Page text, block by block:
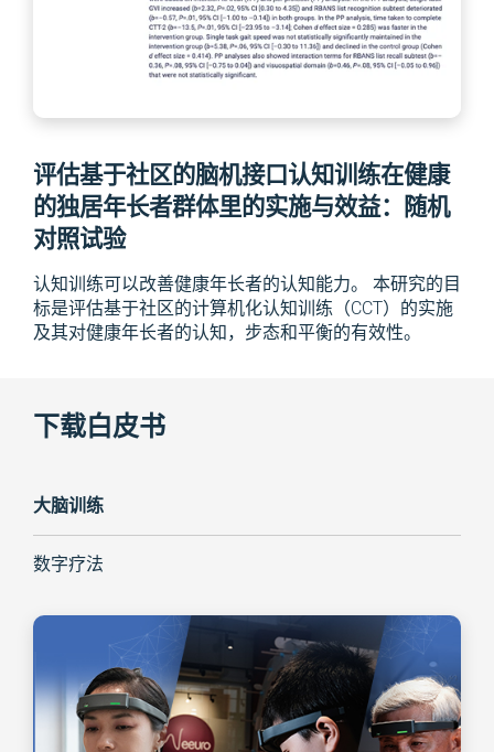
评估基于社区的脑机接口认知训练在健康
的独居年长者群体里的实施与效益：随机
对照试验
认知训练可以改善健康年长者的认知能力。
本研究的目
标是评估基于社 区的计算机化认知训 练（CCT）的实施
及其对健康年长者的认知， 步态和平衡的有效性。
下载白皮书
大脑训练
数字疗法